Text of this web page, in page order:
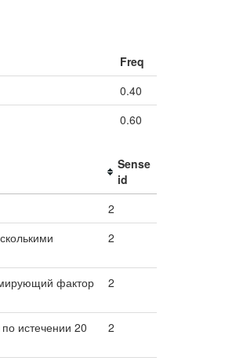
Freq
0.40
0.60
Sense
id
2
2
фактор
2
истечении 20
2